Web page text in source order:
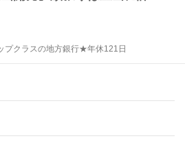
プクラスの地方銀行★年休121日